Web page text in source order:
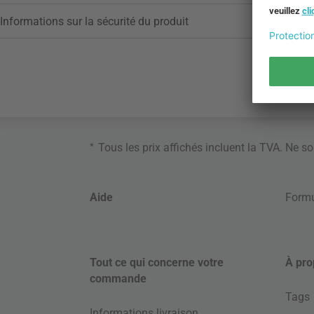
Informations sur la sécurité du produit
* Tous les prix affichés incluent la TVA. Ne
Aide
Tout ce qui concerne votre
commande
À
Tags